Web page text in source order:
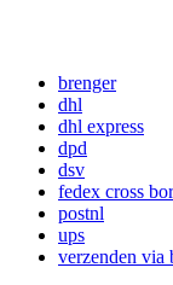
brenger
dhl
dhl express
dpd
dsv
fedex cross
postnl
ups
verzenden via